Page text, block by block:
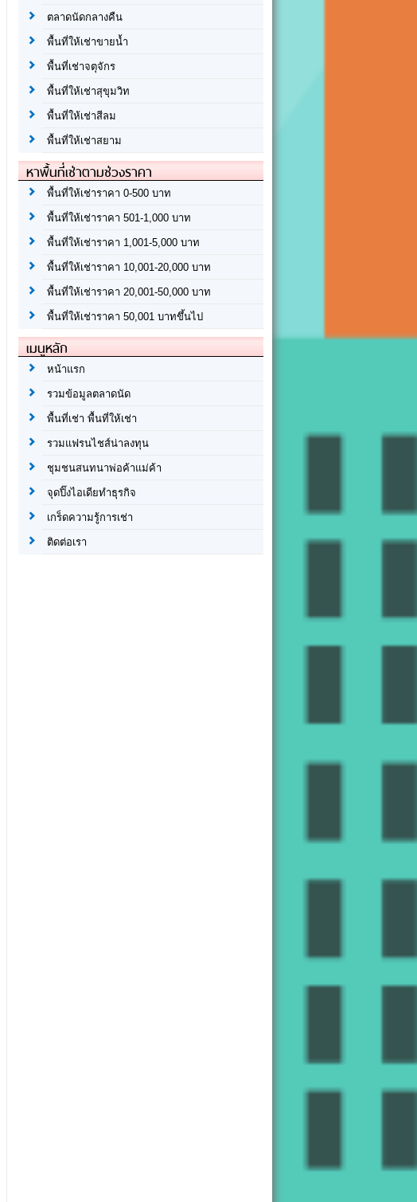
ตลาดนัดกลางคืน
พื้นที่ให้เช่าขายน้ำ
พื้นที่เช่าจตุจักร
พื้นที่ให้เช่าสุขุมวิท
พื้นที่ให้เช่าสีลม
พื้นที่ให้เช่าสยาม
หาพื้นที่เช่าตามช่วงราคา
พื้นที่ให้เช่าราคา 0-500 บาท
พื้นที่ให้เช่าราคา 501-1,000 บาท
พื้นที่ให้เช่าราคา 1,001-5,000 บาท
พื้นที่ให้เช่าราคา 10,001-20,000 บาท
พื้นที่ให้เช่าราคา 20,001-50,000 บาท
พื้นที่ให้เช่าราคา 50,001 บาทขึ้นไป
เมนูหลัก
หน้าแรก
รวมข้อมูลตลาดนัด
พื้นที่เช่า พื้นที่ให้เช่า
รวมแฟรนไชส์น่าลงทุน
ชุมชนสนทนาพ่อค้าแม่ค้า
จุดปิ๊งไอเดียทำธุรกิจ
เกร็ดความรู้การเช่า
ติดต่อเรา